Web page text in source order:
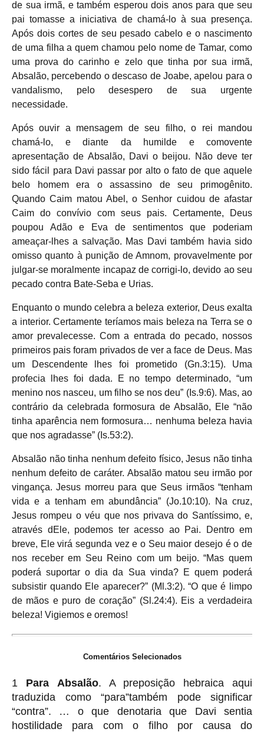
de sua irmã, e também esperou dois anos para que seu
pai tomasse a iniciativa de chamá-lo à sua presença.
Após dois cortes de seu pesado cabelo e o nascimento
de uma filha a quem chamou pelo nome de Tamar, como
uma prova do carinho e zelo que tinha por sua irmã,
Absalão, percebendo o descaso de Joabe, apelou para o
vandalismo, pelo desespero de sua urgente
necessidade.
Após ouvir a mensagem de seu filho, o rei mandou
chamá-lo, e diante da humilde e comovente
apresentação de Absalão, Davi o beijou. Não deve ter
sido fácil para Davi passar por alto o fato de que aquele
belo homem era o assassino de seu primogênito.
Quando Caim matou Abel, o Senhor cuidou de afastar
Caim do convívio com seus pais. Certamente, Deus
poupou Adão e Eva de sentimentos que poderiam
ameaçar-lhes a salvação. Mas Davi também havia sido
omisso quanto à punição de Amnom, provavelmente por
julgar-se moralmente incapaz de corrigi-lo, devido ao seu
pecado contra Bate-Seba e Urias.
Enquanto o mundo celebra a beleza exterior, Deus exalta
a interior. Certamente teríamos mais beleza na Terra se o
amor prevalecesse. Com a entrada do pecado, nossos
primeiros pais foram privados de ver a face de Deus. Mas
um Descendente lhes foi prometido (Gn.3:15). Uma
profecia lhes foi dada. E no tempo determinado, “um
menino nos nasceu, um filho se nos deu” (Is.9:6). Mas, ao
contrário da celebrada formosura de Absalão, Ele “não
tinha aparência nem formosura… nenhuma beleza havia
que nos agradasse” (Is.53:2).
Absalão não tinha nenhum defeito físico, Jesus não tinha
nenhum defeito de caráter. Absalão matou seu irmão por
vingança. Jesus morreu para que Seus irmãos “tenham
vida e a tenham em abundância” (Jo.10:10). Na cruz,
Jesus rompeu o véu que nos privava do Santíssimo, e,
através dEle, podemos ter acesso ao Pai. Dentro em
breve, Ele virá segunda vez e o Seu maior desejo é o de
nos receber em Seu Reino com um beijo. “Mas quem
poderá suportar o dia da Sua vinda? E quem poderá
subsistir quando Ele aparecer?” (Ml.3:2). “O que é limpo
de mãos e puro de coração” (Sl.24:4). Eis a verdadeira
beleza! Vigiemos e oremos!
Comentários Selecionados
1 Para Absalão. A preposição hebraica aqui
traduzida como “para”também pode significar
“contra”. … o que denotaria que Davi sentia
hostilidade para com o filho por causa do